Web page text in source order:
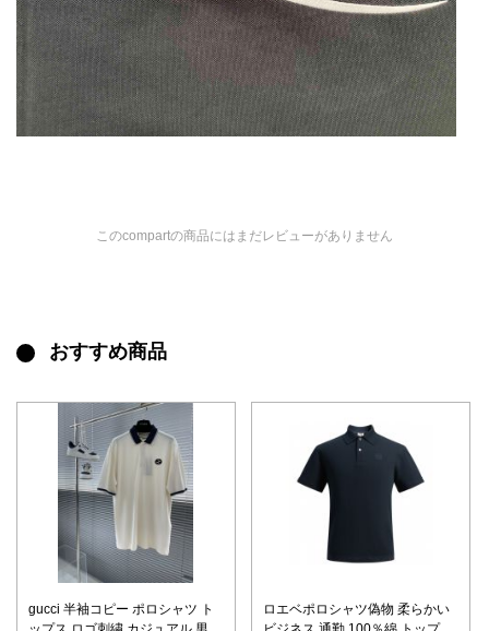
このcompartの商品にはまだレビューがありません
おすすめ商品
gucci 半袖コピー ポロシャツ ト
ロエベポロシャツ偽物 柔らかい